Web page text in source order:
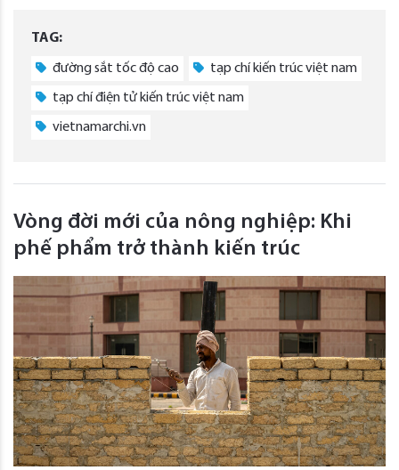
TAG:
đường sắt tốc độ cao tạp chí kiến trúc việt nam
tạp chí điện tử kiến trúc việt nam
vietnamarchi.vn
Vòng đời mới của nông nghiệp: Khi
phế phẩm trở thành kiến trúc